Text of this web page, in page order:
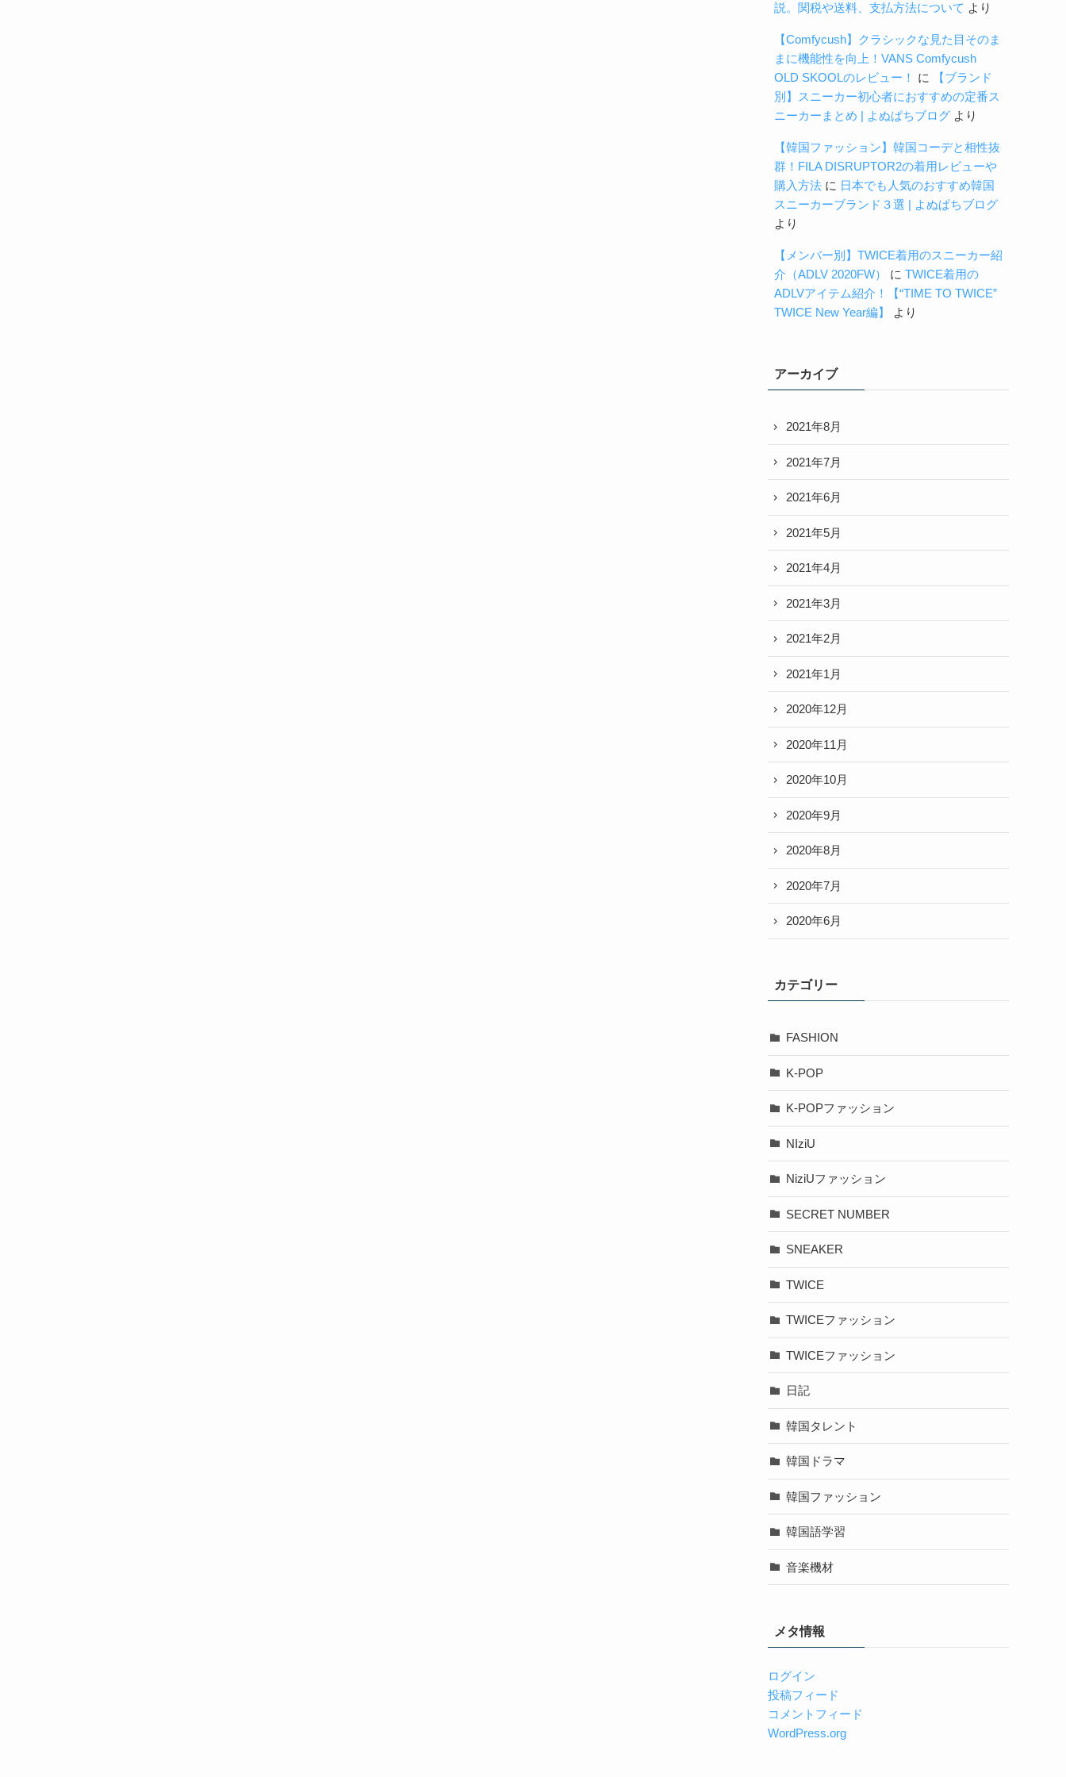
説。関税や送料、支払方法について より
【Comfycush】クラシックな見た目そのま
まに機能性を向上！VANS Comfycush
OLD SKOOLのレビュー！
に
【ブランド
別】スニーカー初心者におすすめの定番ス
ニーカーまとめ | よぬぱちブログ より
【韓国ファッション】韓国コーデと相性抜
群！FILA DISRUPTOR2の着用レビューや
購入方法 に 日本でも人気のおすすめ韓国
スニーカーブランド３選 | よぬぱちブログ
より
【メンバー別】TWICE着用のスニーカー紹
介（ADLV 2020FW）
に TWICE着用の
ADLVアイテム紹介！【“TIME TO TWICE”
TWICE New Year編】
より
アーカイブ
2021年8月
2021年7月
2021年6月
2021年5月
2021年4月
2021年3月
2021年2月
2021年1月
2020年12月
2020年11月
2020年10月
2020年9月
2020年8月
2020年7月
2020年6月
カテゴリー
FASHION
K-POP
K-POPファッション
NIziU
NiziUファッション
SECRET NUMBER
SNEAKER
TWICE
TWICEファッション
TWICEファッション
日記
韓国タレント
韓国ドラマ
韓国ファッション
韓国語学習
音楽機材
メタ情報
ログイン
投稿フィード
コメントフィード
WordPress.org